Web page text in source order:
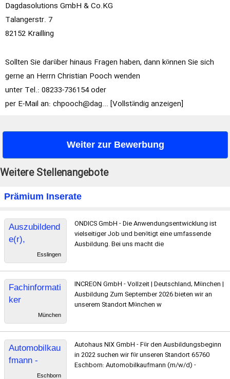
Dagdasolutions GmbH & Co.KG
Talangerstr. 7
82152 Krailling
Sollten Sie darüber hinaus Fragen haben, dann können Sie sich
gerne an Herrn Christian Pooch wenden
unter Tel.: 08233-736154 oder
per E-Mail an: chpooch@dag... [Vollständig anzeigen]
Weiter zur Bewerbung
Weitere Stellenangebote
Prämium Inserate
Auszubildend
e(r),
Fachrichtung
Fachinformati
Anwendungse
ntwicklung
Esslingen
ONDICS GmbH - Die Anwendungsentwicklung ist
vielseitiger Job und benötigt eine umfassende
Ausbildung. Bei uns macht die
Fachinformati
ker
Anwendungse
ntwicklung
München
INCREON GmbH - Vollzeit | Deutschland, München |
Ausbildung Zum September 2026 bieten wir an
unserem Standort München w
Automobilkau
fmann -
01.08.2022
Eschborn
Autohaus NIX GmbH - Für den Ausbildungsbeginn
in 2022 suchen wir für unseren Standort 65760
Eschborn: Automobilkaufmann (m/w/d) -